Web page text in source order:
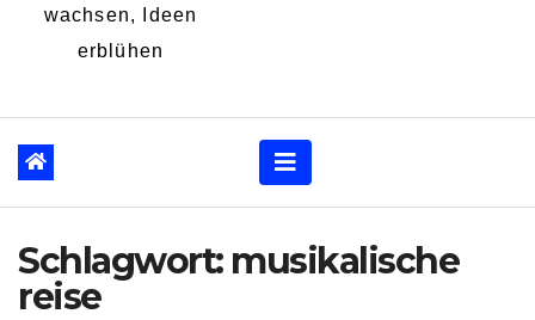
wachsen, Ideen
erblühen
Schlagwort: musikalische
reise